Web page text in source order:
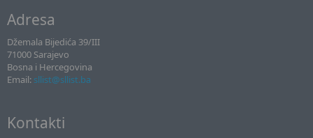
Adresa
Džemala Bijedića 39/III
71000 Sarajevo
Bosna i Hercegovina
Email: sllist@sllist.ba
Kontakti